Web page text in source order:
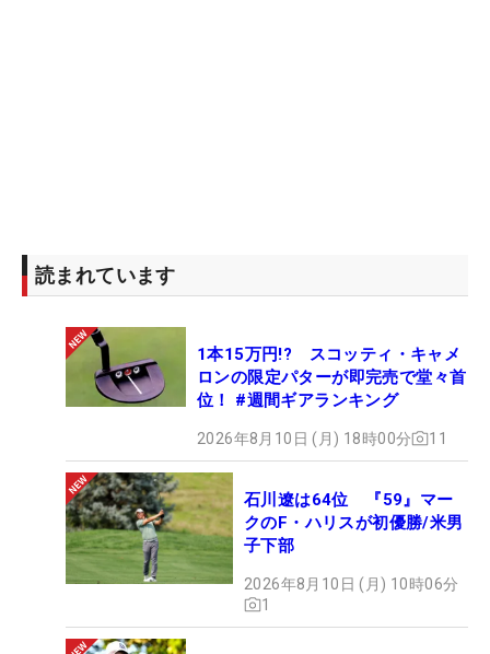
今季の決勝ラウンド平均ストロークは『70』で全体
1位と納得の数字。“鬼門”の予選さえ通ってしまえ
ば、必ず優勝争いに絡む。“ファイナルラウンド・ク
イーン”の異名は伊達じゃない!?（文・下村耕平）
読まれています
1本15万円!? スコッティ・キャメ
ロンの限定パターが即完売で堂々首
位！ #週間ギアランキング
2026年8月10日 (月) 18時00分 11
石川遼は64位 『59』マー
クのF・ハリスが初優勝/米男
子下部
2026年8月10日 (月) 10時06分
1